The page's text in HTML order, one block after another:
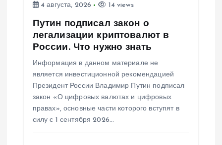
4 августа, 2026
14 views
Путин подписал закон о
легализации криптовалют в
России. Что нужно знать
Информация в данном материале не
является инвестиционной рекомендацией
Президент России Владимир Путин подписал
закон «О цифровых валютах и цифровых
правах», основные части которого вступят в
силу с 1 сентября 2026…